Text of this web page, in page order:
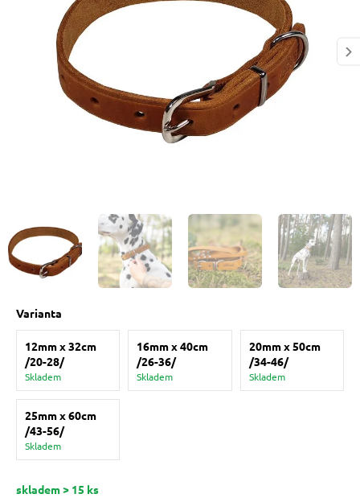
mačky
mačky
mačky
Varianta
12mm x 32cm
/20-28/
Skladem
16mm x 40cm
/26-36/
Skladem
20mm x 50cm
/34-46/
Skladem
25mm x 60cm
/43-56/
Skladem
skladem > 15 ks